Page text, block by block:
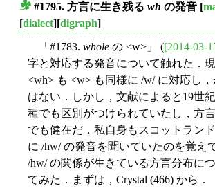
#1795. 方言に生き残る wh の発音 [
[dialect][digraph]
「#1783. whole の <w>」 ([2014-03-
字と対応する発音について触れた．
<wh> も <w> も同様に /w/ に対応し
はない．しかし，文献によると19世
種でも区別がつけられていたし，方
でも健在だ．私自身もスコットラン
に /hw/ の発音を聞いていたのを覚え
/hw/ の関係が生きている方言分布に
てみた．まずは，Crystal (466) から．